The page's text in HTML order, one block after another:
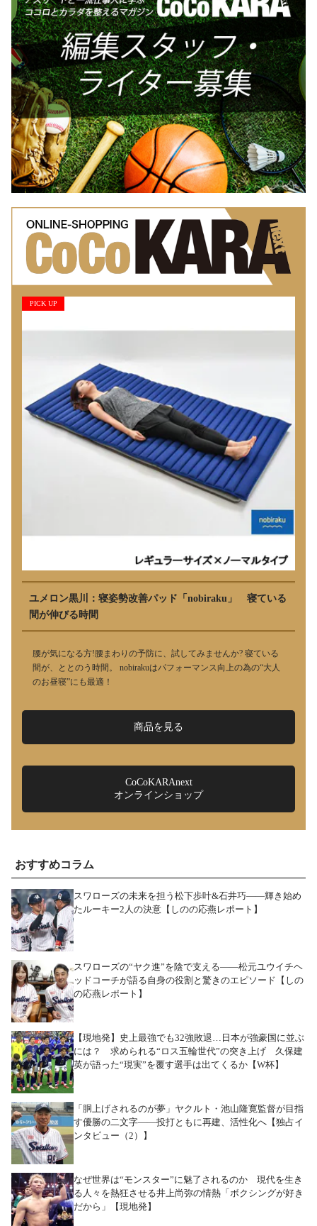
PICK UP
ユメロン黒川：寝姿勢改善パッド「nobiraku」 寝ている
間が伸びる時間
腰が気になる方!腰まわりの予防に、試してみませんか? 寝ている
間が、ととのう時間。 nobirakuはパフォーマンス向上の為の“大人
のお昼寝”にも最適！
商品を見る
CoCoKARAnext
オンラインショップ
おすすめコラム
スワローズの未来を担う松下歩叶&石井巧――輝き始め
たルーキー2人の決意【しのの応燕レポート】
スワローズの“ヤク進”を陰で支える――松元ユウイチヘ
ッドコーチが語る自身の役割と驚きのエピソード【しの
の応燕レポート】
【現地発】史上最強でも32強敗退…日本が強豪国に並ぶ
には？ 求められる“ロス五輪世代”の突き上げ 久保建
英が語った“現実”を覆す選手は出てくるか【W杯】
「胴上げされるのが夢」ヤクルト・池山隆寛監督が目指
す優勝の二文字――投打ともに再建、活性化へ【独占イ
ンタビュー（2）】
なぜ世界は“モンスター”に魅了されるのか 現代を生き
る人々を熱狂させる井上尚弥の情熱「ボクシングが好き
だから」【現地発】